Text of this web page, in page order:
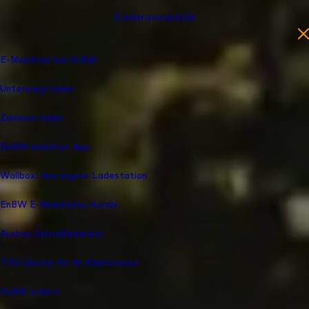
Elektromobilität
E-Mobilität bei EnBW
Unterwegs laden
Zuhause laden
EnBW mobility+ App
Wallbox: Ihre eigene Ladestation
EnBW E-Mobilitäts-Kombi
Ausbau Schnellladenetz
THG-Quote für Ihr Elektroauto
EnBW collect